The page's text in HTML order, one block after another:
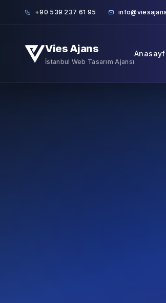
+90 539 237 61 95
Vies Ajans
İstanbul Web Tasarım Ajansı